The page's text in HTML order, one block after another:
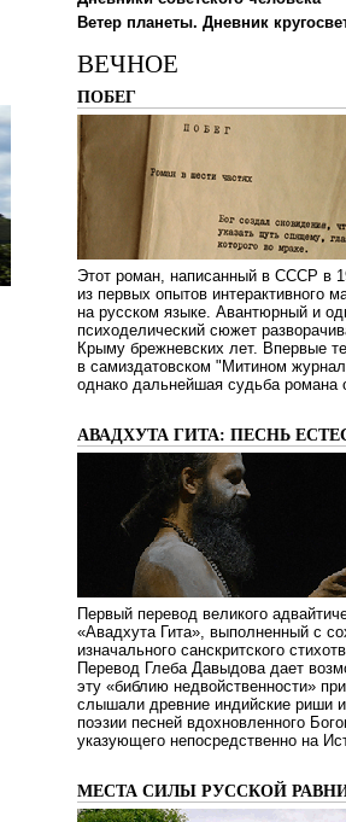
Ветер планеты. Дневник
ВЕЧНОЕ
ПОБЕГ
Этот роман, написанный в СССР в
из первых опытов интерактивного
на русском языке. Авантюрный и
психоделический сюжет
Крыму брежневских лет. Впервые
в самиздатовском "Митином
однако дальнейшая судьба романа
АВАДХУТА ГИТА: ПЕСНЬ
Первый перевод великого
«Авадхута Гита», выполненный с
изначального санскритского
Перевод Глеба Давыдова дает
эту «библию недвойственности»
слышали древние индийские риши
поэзии песней вдохновленного
указующего непосредственно на
МЕСТА СИЛЫ РУССКОЙ